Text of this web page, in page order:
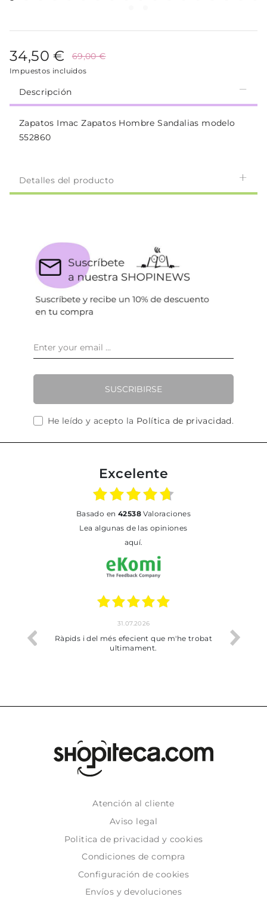
34,50 € 69,00 €
Impuestos incluidos
Descripción
Zapatos Imac Zapatos Hombre Sandalias modelo
552860
Detalles del producto
SUSCRIBIRSE
He leído y acepto la Política de privacidad.
Excelente
basado en 42538Valoraciones
Lea algunas de las opiniones
aquí.
31.07.2026
Ràpids i del més efecient que m'he trobat
ultimament.
Atención al cliente
Aviso legal
Politica de privacidad y cookies
Condiciones de compra
Configuración de cookies
Envíos y devoluciones